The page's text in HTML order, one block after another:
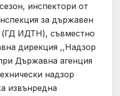
инспектори от
за държавен
(ГД ИДТН), съвместно
дирекция ,,Надзор
Държавна агенция
надзор
извънредна